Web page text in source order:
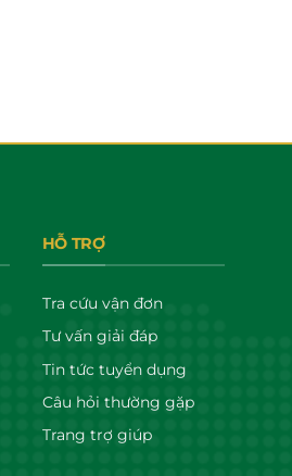
HỖ TRỢ
Tra cứu vận đơn
Tư vấn giải đáp
Tin tức tuyển dụng
Câu hỏi thường gặp
Trang trợ giúp